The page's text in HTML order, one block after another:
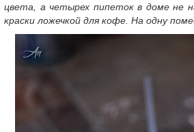
цвета, а четырех пипеток в доме не
краски ложечкой для кофе. На одну